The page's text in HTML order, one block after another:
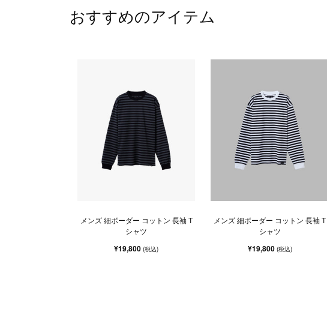
おすすめのアイテム
メンズ 細ボーダー コットン 長袖 T
シャツ
¥19,800(税込)
メンズ 細ボーダー コットン 長袖 T
シャツ
¥19,800 (税込)